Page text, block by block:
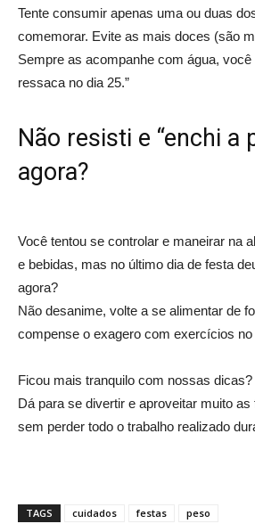
Tente consumir apenas uma ou duas
comemorar. Evite as mais doces (são
Sempre as acompanhe com água, você
ressaca no dia 25.”
Não resisti e “enchi a
agora?
Você tentou se controlar e maneirar na
e bebidas, mas no último dia de festa
agora?
Não desanime, volte a se alimentar de
compense o exagero com exercícios no
Ficou mais tranquilo com nossas dicas?
Dá para se divertir e aproveitar muito
sem perder todo o trabalho realizado
TAGS cuidados festas peso